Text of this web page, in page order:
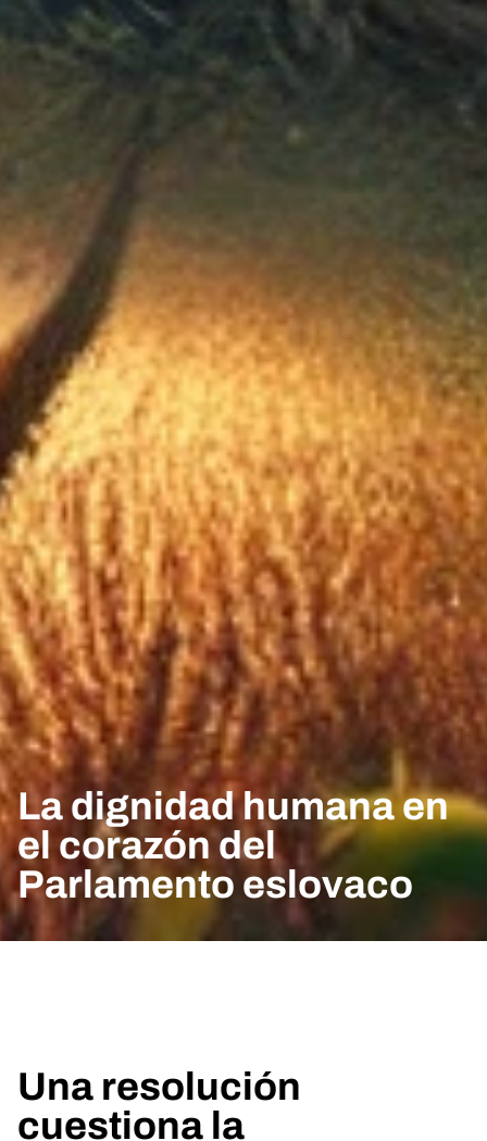
La dignidad humana en
el corazón del
Parlamento eslovaco
Una resolución
cuestiona la